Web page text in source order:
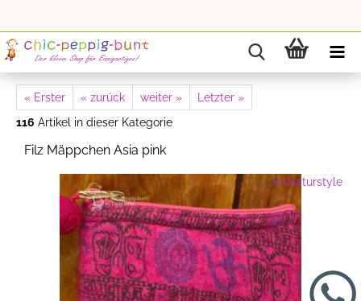
« Erster « zurück weiter »
Letzter »
116 Artikel in dieser Kategorie
Filz Mäppchen Asia pink
RANaturstyle